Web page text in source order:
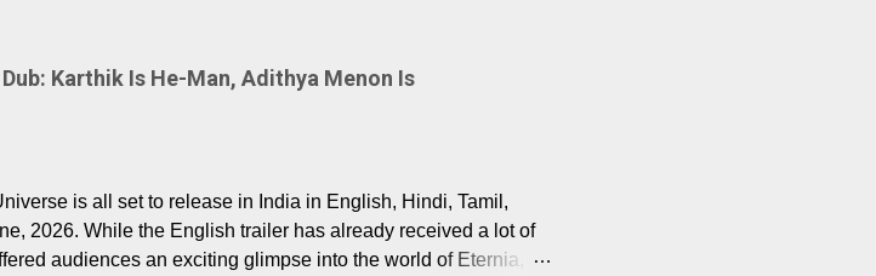
Karthik Is He-Man, Adithya Menon Is
is all set to release in India in English, Hindi, Tamil,
2026. While the English trailer has already received a lot of
audiences an exciting glimpse into the world of Eternia,